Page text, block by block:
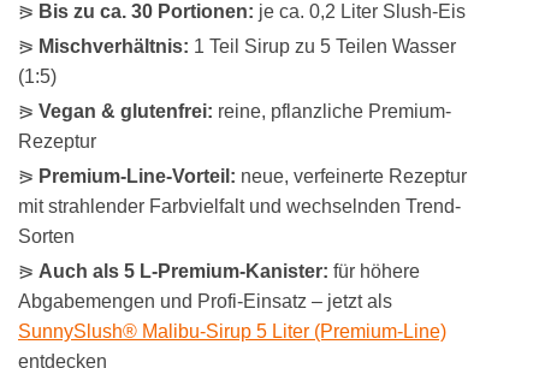
⪘ Bis zu ca. 30 Portionen: je ca. 0,2 Liter Slush-Eis
⪘ Mischverhältnis: 1 Teil Sirup zu 5 Teilen Wasser
(1:5)
⪘ Vegan & glutenfrei: reine, pflanzliche Premium-
Rezeptur
⪘ Premium-Line-Vorteil: neue, verfeinerte Rezeptur
mit strahlender Farbvielfalt und wechselnden Trend-
Sorten
⪘ Auch als 5 L-Premium-Kanister: für höhere
Abgabemengen und Profi-Einsatz – jetzt als
SunnySlush® Malibu-Sirup 5 Liter (Premium-Line)
entdecken